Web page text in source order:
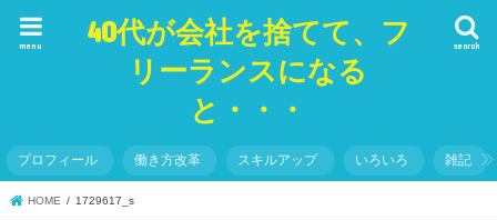
40代が会社を捨てて、フ
リーランスになる
と・・・
search
menu
プロフィール 働き方改革 スキルアップ いろいろ 雑記
HOME 1729617_s